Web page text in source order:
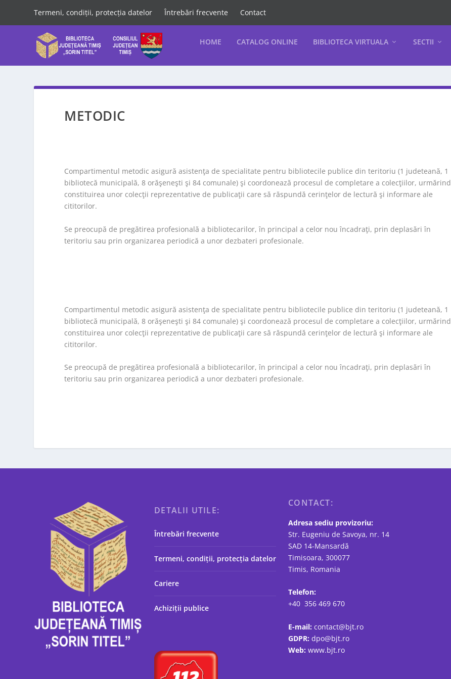
Termeni, condiții, protecția datelor Întrebări frecvente Contact
HOME CATALOG ONLINE BIBLIOTECA VIRTUALA SECTII
METODIC
Compartimentul metodic asigură asistenţa de specialitate pentru bibliotecile publice din teritoriu (1 judeteană, 1
bibliotecă municipală, 8 orăşeneşti şi 84 comunale) şi coordonează procesul de completare a colecţiilor, urmărind
constituirea unor colecţii reprezentative de publicaţii care să răspundă cerinţelor de lectură şi informare ale
cititorilor.
Se preocupă de pregătirea profesională a bibliotecarilor, în principal a celor nou încadraţi, prin deplasări în
teritoriu sau prin organizarea periodică a unor dezbateri profesionale.
Compartimentul metodic asigură asistenţa de specialitate pentru bibliotecile publice din teritoriu (1 judeteană, 1
bibliotecă municipală, 8 orăşeneşti şi 84 comunale) şi coordonează procesul de completare a colecţiilor, urmărind
constituirea unor colecţii reprezentative de publicaţii care să răspundă cerinţelor de lectură şi informare ale
cititorilor.
Se preocupă de pregătirea profesională a bibliotecarilor, în principal a celor nou încadraţi, prin deplasări în
teritoriu sau prin organizarea periodică a unor dezbateri profesionale.
DETALII UTILE:
Întrebări frecvente
Termeni, condiții, protecția datelor
Cariere
Achiziții publice
CONTACT:
Adresa sediu provizoriu:
Str. Eugeniu de Savoya, nr. 14
SAD 14-Mansardă
Timisoara, 300077
Timis, Romania
Telefon:
+40 356 469 670
E-mail:contact@bjt.ro
GDPR: dpo@bjt.ro
Web: www.bjt.ro